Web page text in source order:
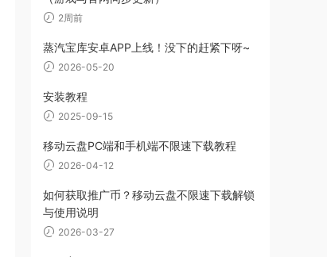
2周前
蒸汽宝库安卓APP上线！没下的赶紧下呀~
2026-05-20
安装教程
2025-09-15
移动云盘PC端和手机端不限速下载教程
2026-04-12
如何获取推广币？移动云盘不限速下载解锁
与使用说明
2026-03-27